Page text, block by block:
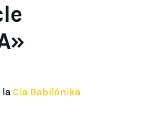
la Cia Babilónika